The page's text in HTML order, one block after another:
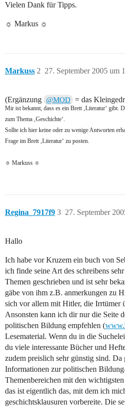
Vielen Dank für Tipps.
☼ Markus ☼
Markuss 27. September 2005 um
2
(Ergänzung @MOD = das
Mir ist bekannt, dass es ein Brett ‚Literatur‘ gibt.
zum Thema ‚Geschichte‘.
Sollte ich hier keine oder zu wenige Antworten
Frage im Brett ‚Literatur‘ zu posten.
☼ Markuss ☼
Regina_7917f9 27. September
3
Hallo
Ich habe vor Kruzem ein buch von
ich finde seine Art des schreibens
Themen geschrieben und ist sehr
gäbe von ihm z.B. anmerkungen zu
sich vor allem mit Hitler, die Irrtümer
Ansonsten kann ich dir nur die Seite
politischen Bildung empfehlen (
Lesematerial. Wenn du in die
du viele interessante Bücher und
zudem preislich sehr günstig sind. Da
Informationen zur politischen
Themenbereichen mit den
das ist eigentlich das, mit dem ich
geschichtsklausuren vorbereite. Die